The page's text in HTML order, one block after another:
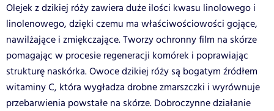
Olejek z dzikiej róży zawiera duże ilości kwasu linolowego i
linolenowego, dzięki czemu ma właściwościowości gojące,
nawilżające i zmiękczające. Tworzy ochronny film na skórze
pomagając w procesie regeneracji komórek i poprawiając
strukturę naskórka. Owoce dzikiej róży są bogatym źródłem
witaminy C, która wygładza drobne zmarszczki i wyrównuje
przebarwienia powstałe na skórze. Dobroczynne działanie